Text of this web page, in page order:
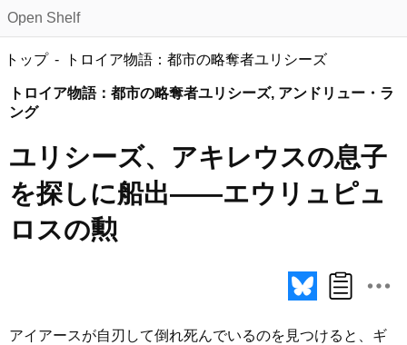
Open Shelf
トップ トロイア物語：都市の略奪者ユリシーズ
トロイア物語：都市の略奪者ユリシーズ, アンドリュー・ラ
ング
ユリシーズ、アキレウスの息子
を探しに船出――エウリュピュ
ロスの勲
アイアースが自刃して倒れ死んでいるのを見つけると、ギ